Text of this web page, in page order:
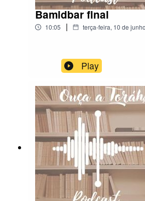
Bamidbar final
10:05 | terça-feira, 10 de
Play